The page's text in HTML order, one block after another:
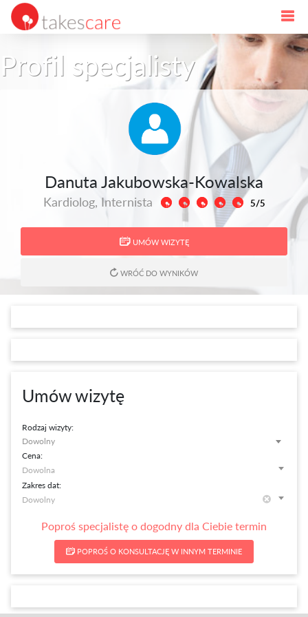
Profil specjalisty
Danuta Jakubowska-Kowalska
Kardiolog, Internista 5/5
UMÓW WIZYTĘ
WRÓĆ DO WYNIKÓW
Umów wizytę
Rodzaj wizyty:
Dowolny
Cena:
Zakres dat:
Poproś specjalistę o dogodny dla Ciebie termin
POPROŚ O KONSULTACJĘ W INNYM TERMINIE